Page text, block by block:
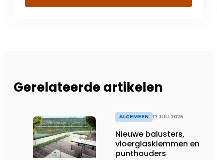
Gerelateerde artikelen
ALGEMEEN 17 JULI 2026
Nieuwe balusters,
vloerglasklemmen en
punthouders